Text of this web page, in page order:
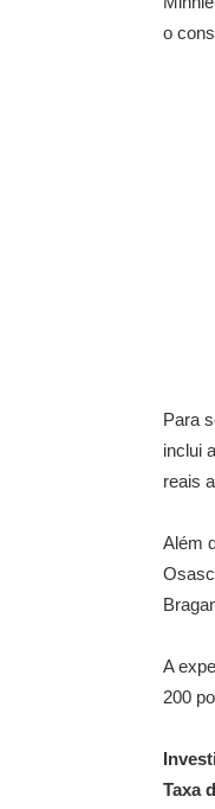
o
Para
inclui
reais
Além
A
200
Taxa